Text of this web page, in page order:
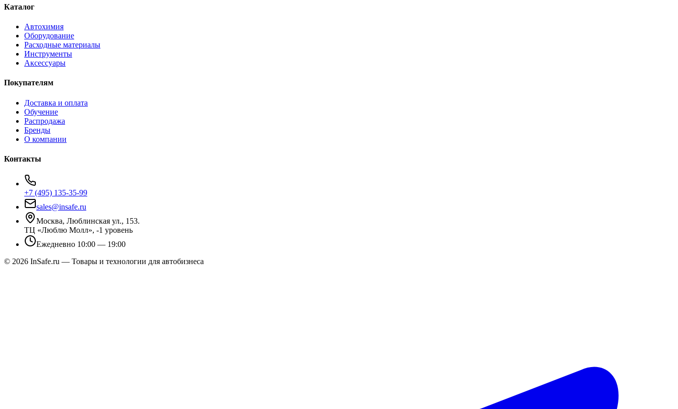
Каталог
Автохимия
Оборудование
Расходные материалы
Инструменты
Аксессуары
Покупателям
Доставка и оплата
Обучение
Распродажа
Бренды
О компании
Контакты
+7 (495) 135-35-99
sales@insafe.ru
Москва, Люблинская ул., 153.
ТЦ «Люблю Молл», -1 уровень
Ежедневно 10:00 — 19:00
© 2026 InSafe.ru — Товары и технологии для автобизнеса